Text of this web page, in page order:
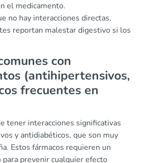
el medicamento.
no hay interacciones directas,
reportan malestar digestivo si los
con
(antihipertensivos,
frecuentes en
tener interacciones significativas
y antidiabéticos, que son muy
Estos fármacos requieren un
para prevenir cualquier efecto